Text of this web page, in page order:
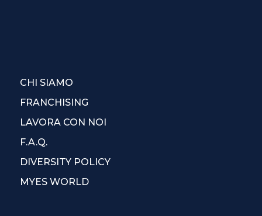
CHI SIAMO
FRANCHISING
LAVORA CON NOI
F.A.Q.
DIVERSITY POLICY
MYES WORLD